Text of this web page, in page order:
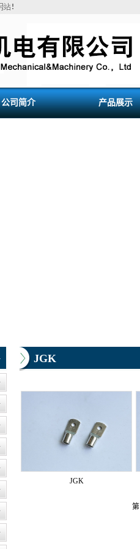
公司简介 产品展示
JGK
JGK